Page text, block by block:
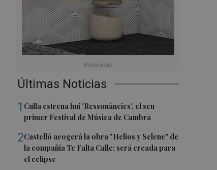
Últimas Noticias
1 Culla estrena hui 'Ressonàncies', el seu
primer Festival de Música de Cambra
2Castelló acogerá la obra "Helios y Selene" de
la compañía Te Falta Calle: será creada para
el eclipse